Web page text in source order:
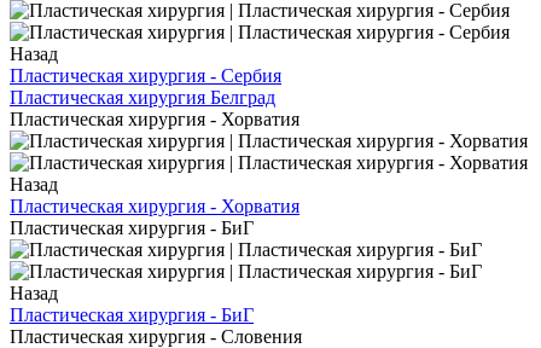
Назад
Пластическая хирургия - Сербия
Пластическая хирургия Белград
Пластическая хирургия - Хорватия
Назад
Пластическая хирургия - Хорватия
Пластическая хирургия - БиГ
Назад
Пластическая хирургия - БиГ
Пластическая хирургия - Словения